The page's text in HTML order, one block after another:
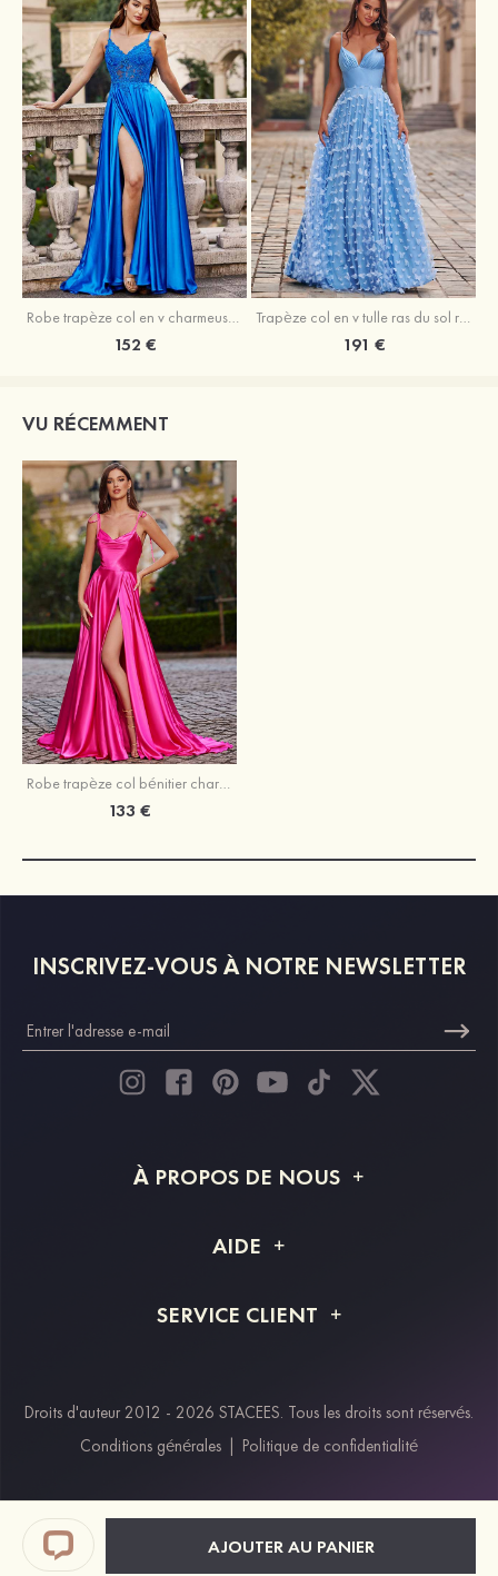
AJOUTER AU PANIER
Robe trapèze col en v charmeuse traîne balayage robe de bal
152 €
Trapèze col en v tulle ras du sol robe de bal avec papillon
191 €
VU RÉCEMMENT
Robe trapèze col bénitier charmeuse traîne cour robe de bal
133 €
INSCRIVEZ-VOUS À NOTRE NEWSLETTER
À PROPOS DE NOUS
Livraison
AIDE
Retour et remboursement
SERVICE CLIENT
Modes de paiement
Klarna
Paypal
Réductions étudiants & travailleurs essentiels
Droits d'auteur 2012 - 2026 STACEES. Tous les droits sont réservés.
Conditions générales
Politique de confidentialité